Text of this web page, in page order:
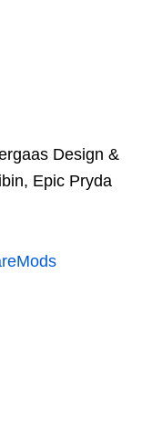
Design &
Epic Pryda